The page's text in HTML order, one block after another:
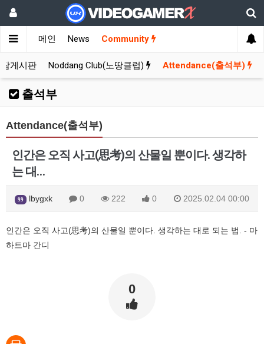
메인 News Community
게시판 Noddang Club(노땅클럽) Attendance(출석부)
출석부
Attendance(출석부)
인간은 오직 사고(思考)의 산물일 뿐이다. 생각하
는 대…
99 lbygxk 0 222 0 2025.02.04 00:00
인간은 오직 사고(思考)의 산물일 뿐이다. 생각하는 대로 되는 법. - 마
하트마 간디
0